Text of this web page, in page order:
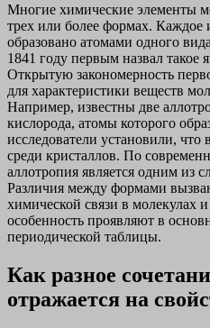
Многие химические элементы
трех или более формах. Каждое
образовано атомами одного
1841 году первым назвал такое
Открытую закономерность
для характеристики веществ
Например, известны две
кислорода, атомы которого
исследователи установили,
среди кристаллов. По
аллотропия является одним из
Различия между формами
химической связи в молекулах
особенность проявляют в
периодической таблицы.
Как разное
отражается на